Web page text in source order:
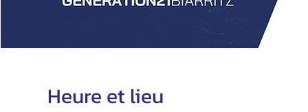
Heure et lieu